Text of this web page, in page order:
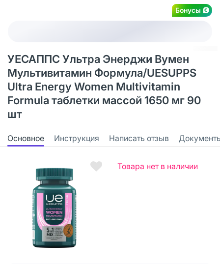
Бонусы
УЕСАППС Ультра Энерджи Вумен
Мультивитамин Формула/UESUPPS
Ultra Energy Women Multivitamin
Formula таблетки массой 1650 мг 90
шт
Основное Инструкция Написать отзыв
Товара нет в наличии